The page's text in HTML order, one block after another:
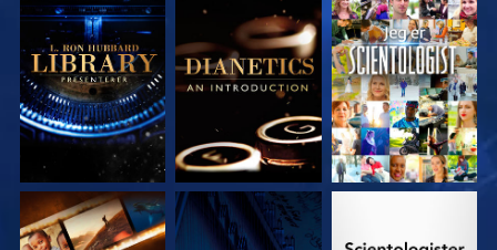
UTFORSK SERIEN UTFORSK SERIEN SE